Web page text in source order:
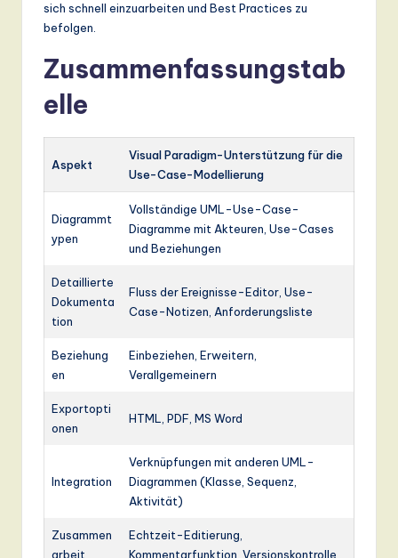
sich schnell einzuarbeiten und Best Practices zu
befolgen.
Zusammenfassungstab
elle
Aspekt
Visual Paradigm-Unterstützung für die
Use-Case-Modellierung
Diagrammt
ypen
Vollständige UML-Use-Case-
Diagramme mit Akteuren, Use-Cases
und Beziehungen
Detaillierte
Dokumenta
tion
Fluss der Ereignisse-Editor, Use-
Case-Notizen, Anforderungsliste
Beziehung
en
Einbeziehen, Erweitern,
Verallgemeinern
Exportopti
onen
HTML, PDF, MS Word
Integration
Verknüpfungen mit anderen UML-
Diagrammen (Klasse, Sequenz,
Aktivität)
Zusammen
arbeit
Echtzeit-Editierung,
Kommentarfunktion, Versionskontrolle